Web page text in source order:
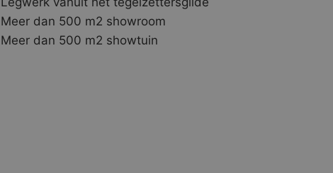
Meer dan 500 m2 showroom
Meer dan 500 m2 showtuin